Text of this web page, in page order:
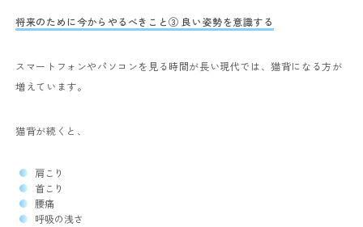
将来のために今からやるべきこと③ 良い姿勢を意識する
スマートフォンやパソコンを見る時間が長い現代では、猫背になる方が
増えています。
猫背が続くと、
肩こり
首こり
腰痛
呼吸の浅さ